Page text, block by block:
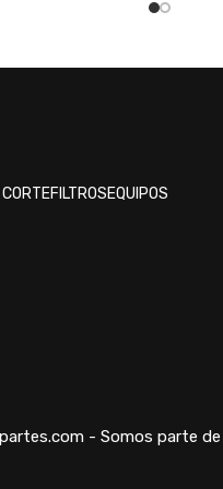
FILTROSEQUIPOS
- Somos parte de